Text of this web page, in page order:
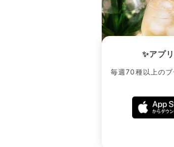
✨アプ
毎週70種以上の
香り広がる、摘みた